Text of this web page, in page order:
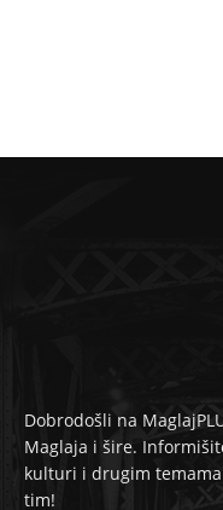
Dobrodošli na
Maglaja i šire.
kulturi i drugim temama
tim!